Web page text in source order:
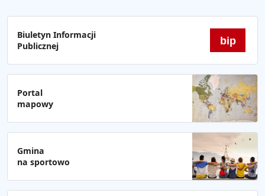
Biuletyn Informacji
Publicznej
bip
Portal
mapowy
Gmina
na sportowo